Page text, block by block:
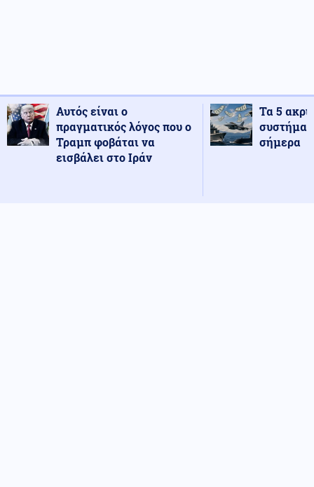
Αυτός είναι ο
πραγματικός λόγος που ο
Τραμπ φοβάται να
εισβάλει στο Ιράν
Τα 5
σήμερα